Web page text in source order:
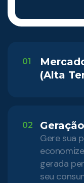
01
(Alta
02
Gere sua
gerada
seu